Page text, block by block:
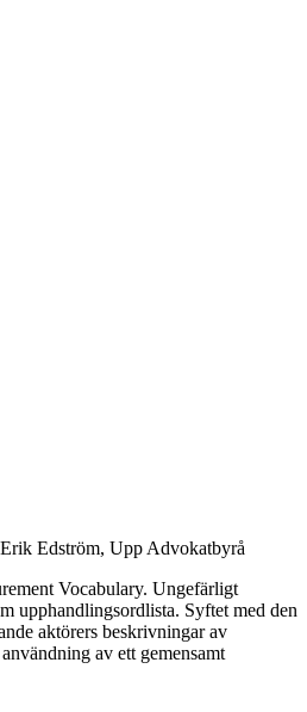
Edström, Upp Advokatbyrå
Vocabulary. Ungefärligt
upphandlingsordlista. Syftet med den
aktörers beskrivningar av
av ett gemensamt